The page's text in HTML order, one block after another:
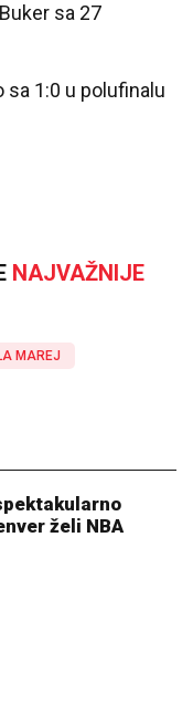
sa 27
1:0 u polufinalu
NAJVAŽNIJE
MAREJ
želi NBA